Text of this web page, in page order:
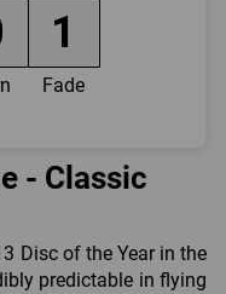
1
Fade
- Classic
Disc of the Year in the
predictable in flying